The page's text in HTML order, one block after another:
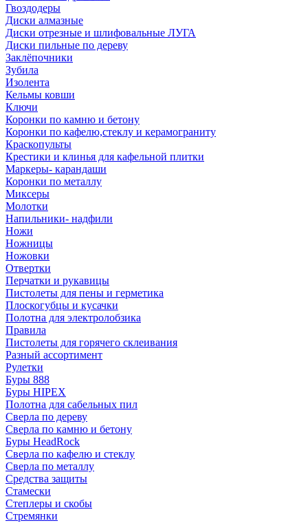
Гвоздодеры
Диски алмазные
Диски отрезные и шлифовальные ЛУГА
Диски пильные по дереву
Заклёпочники
Зубила
Изолента
Кельмы ковши
Ключи
Коронки по камню и бетону
Коронки по кафелю,стеклу и керамограниту
Краскопульты
Крестики и клинья для кафельной плитки
Маркеры- карандаши
Коронки по металлу
Миксеры
Молотки
Напильники- надфили
Ножи
Ножницы
Ножовки
Отвертки
Перчатки и рукавицы
Пистолеты для пены и герметика
Плоскогубцы и кусачки
Полотна для электролобзика
Правила
Пистолеты для горячего склеивания
Разный ассортимент
Рулетки
Буры 888
Буры HIPEX
Полотна для сабельных пил
Сверла по дереву
Сверла по камню и бетону
Буры HeadRock
Сверла по кафелю и стеклу
Сверла по металлу
Средства защиты
Стамески
Степлеры и скобы
Стремянки